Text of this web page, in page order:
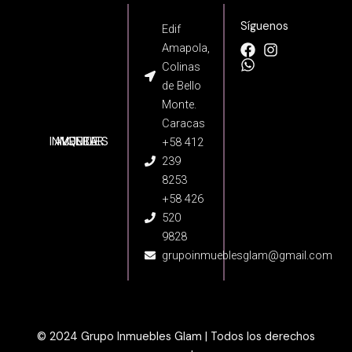
INMUEBLES
ALQUILER
VENTA
Edif
Amapola,
Colinas
de Bello
Monte.
Caracas
+58 412
239
8253
+58 426
520
9828
grupoinmueblesglam@gmail.com
Síguenos
© 2024 Grupo Inmuebles Glam | Todos los derechos